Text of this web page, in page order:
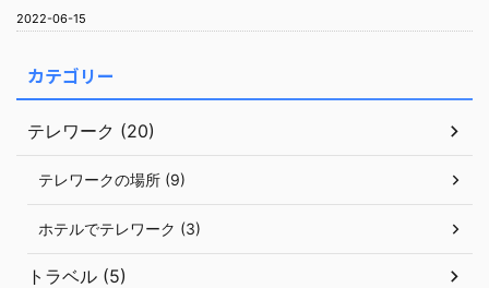
2022-06-15
カテゴリー
テレワーク (20)
テレワークの場所 (9)
ホテルでテレワーク (3)
トラベル (5)